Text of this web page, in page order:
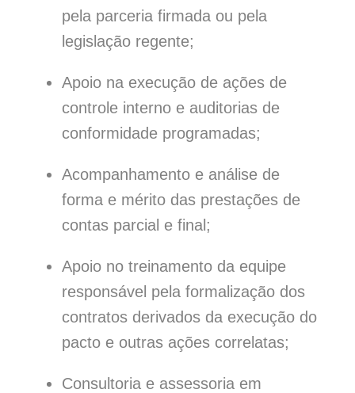
pela parceria firmada ou pela
legislação regente;
Apoio na execução de ações de
controle interno e auditorias de
conformidade programadas;
Acompanhamento e análise de
forma e mérito das prestações de
contas parcial e final;
Apoio no treinamento da equipe
responsável pela formalização dos
contratos derivados da execução do
pacto e outras ações correlatas;
Consultoria e assessoria em